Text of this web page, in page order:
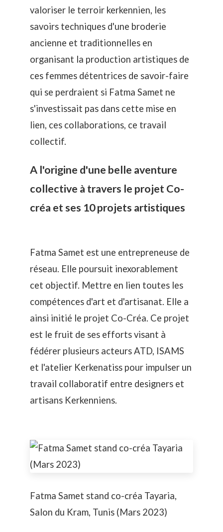
valoriser le terroir kerkennien, les
savoirs techniques d'une broderie
ancienne et traditionnelles en
organisant la production artistiques de
ces femmes détentrices de savoir-faire
qui se perdraient si Fatma Samet ne
s'investissait pas dans cette mise en
lien, ces collaborations, ce travail
collectif.
A l'origine d'une belle aventure
collective à travers le projet Co-
créa et ses 10 projets artistiques
Fatma Samet est une entrepreneuse de
réseau. Elle poursuit inexorablement
cet objectif. Mettre en lien toutes les
compétences d'art et d'artisanat. Elle a
ainsi initié le projet Co-Créa. Ce projet
est le fruit de ses efforts visant à
fédérer plusieurs acteursATD, ISAMS
et l'atelier Kerkenatiss pour impulser un
travail collaboratif entre designers et
artisans Kerkenniens.
Fatma Samet stand co-créa Tayaria,
Salon du Kram, Tunis (Mars 2023)